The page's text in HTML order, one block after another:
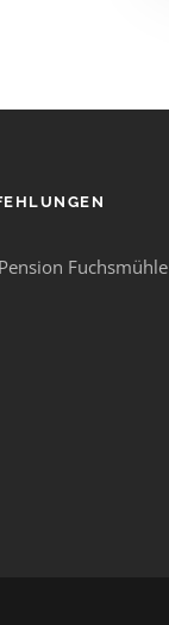
Pension Fuchsmühle